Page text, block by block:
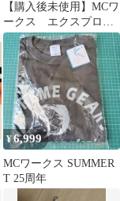
【購入後未使用】MCワ
ークス エクスプロー
ジョン876HF
¥6,999
MCワークス SUMMER
T 25周年